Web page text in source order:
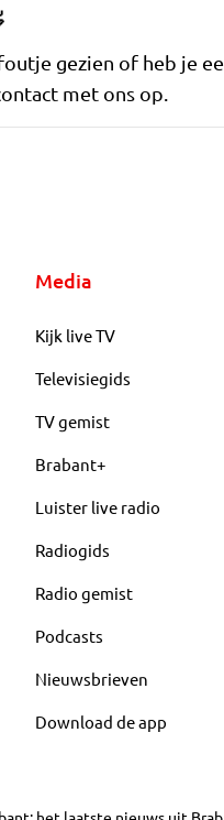
gezien of heb je
met ons op.
Media
Kijk live TV
Televisiegids
TV gemist
Brabant+
Luister live radio
Radiogids
Radio gemist
Podcasts
Nieuwsbrieven
Download de app